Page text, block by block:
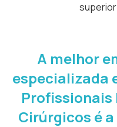
A melhor
especializada
Cirúrgicos é